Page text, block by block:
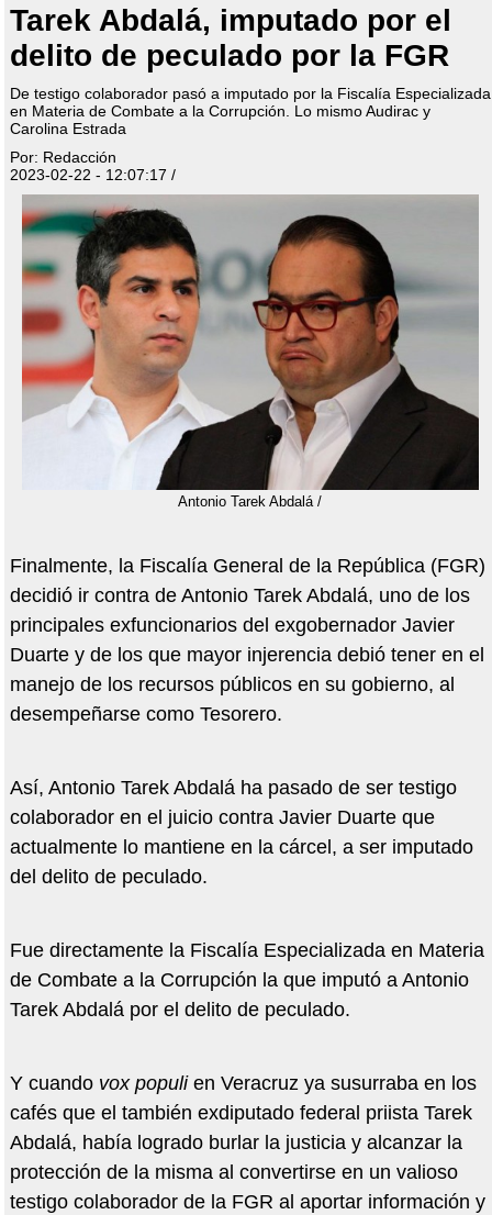
Tarek Abdalá, imputado por el
delito de peculado por la FGR
De testigo colaborador pasó a imputado por la Fiscalía Especializada
en Materia de Combate a la Corrupción. Lo mismo Audirac y
Carolina Estrada
Por: Redacción
2023-02-22 - 12:07:17 /
Antonio Tarek Abdalá /
Finalmente, la Fiscalía General de la República (FGR)
decidió ir contra de Antonio Tarek Abdalá, uno de los
principales exfuncionarios del exgobernador Javier
Duarte y de los que mayor injerencia debió tener en el
manejo de los recursos públicos en su gobierno, al
desempeñarse como Tesorero.
Así, Antonio Tarek Abdalá ha pasado de ser testigo
colaborador en el juicio contra Javier Duarte que
actualmente lo mantiene en la cárcel, a ser imputado
del delito de peculado.
Fue directamente la Fiscalía Especializada en Materia
de Combate a la Corrupción la que imputó a Antonio
Tarek Abdalá por el delito de peculado.
Y cuando vox populien Veracruz ya susurraba en los
cafés que el también exdiputado federal priista Tarek
Abdalá, había logrado burlar la justicia y alcanzar la
protección de la misma al convertirse en un valioso
testigo colaborador de la FGR al aportar información y